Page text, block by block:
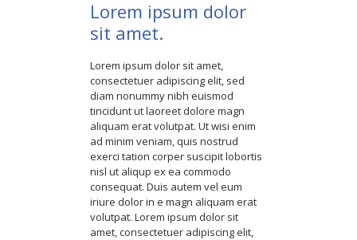
Lorem ipsum dolor
sit amet.
Lorem ipsum dolor sit amet,
consectetuer adipiscing elit, sed
diam nonummy nibh euismod
tincidunt ut laoreet dolore magn
aliquam erat volutpat. Ut wisi enim
ad minim veniam, quis nostrud
exerci tation corper suscipit lobortis
nisl ut aliqup ex ea commodo
consequat. Duis autem vel eum
iriure dolor in e magn aliquam erat
volutpat. Lorem ipsum dolor sit
amet, consectetuer adipiscing elit,